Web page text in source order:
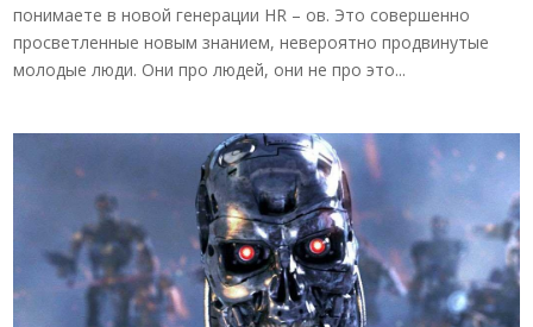
понимаете в новой генерации HR – ов. Это совершенно
просветленные новым знанием, невероятно продвинутые
молодые люди. Они про людей, они не про это...